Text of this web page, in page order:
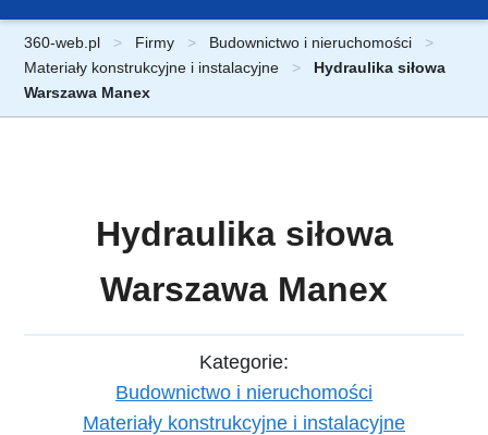
360-web.pl Firmy
Budownictwo i nieruchomości
Materiały konstrukcyjne i instalacyjne
Hydraulika siłowa
Warszawa Manex
Hydraulika siłowa
Warszawa Manex
Kategorie:
Budownictwo i nieruchomości
Materiały konstrukcyjne i instalacyjne